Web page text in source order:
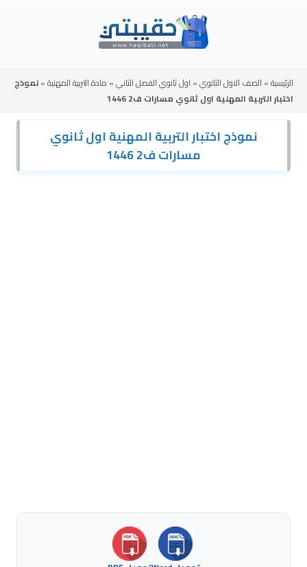
الرئيسية» الصف الاول الثانوي» اول ثانوي الفصل الثاني» مادة التربية المهنية»نموذج
اختبار التربية المهنية اول ثانوي مسارات ف2 1446
نموذج اختبار التربية المهنية اول ثانوي
مسارات ف2 1446